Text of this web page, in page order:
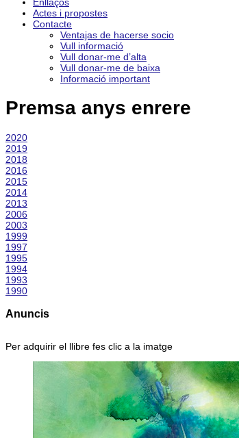
Actes i propostes
Contacte
Ventajas de hacerse socio
Vull informació
Vull donar-me d’alta
Vull donar-me de baixa
Informació important
Premsa anys enrere
2020
2019
2018
2016
2015
2014
2013
2006
2003
1999
1997
1995
1994
1993
1990
Anuncis
Per adquirir el llibre fes clic a la imatge